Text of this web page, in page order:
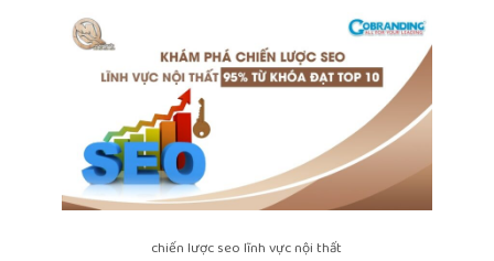
chiến lược seo lĩnh vực nội thất